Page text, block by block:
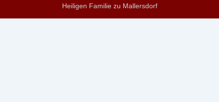
Heiligen Familie zu Mallersdorf